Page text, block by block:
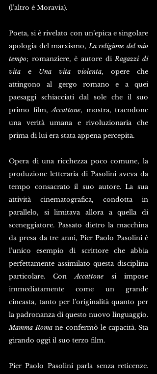
(l’altro è Moravia).
Poeta, si è rivelato con un’epica e singolare
apologia del marxismo, La religione del mio
tempo; romanziere, è autore di Ragazzi di
vita e Una vita violenta, opere che
attingono al gergo romano e a quei
paesaggi schiacciati dal sole che il suo
primo film, Accattone, mostra, traendone
una verità umana e rivoluzionaria che
prima di lui era stata appena percepita.
Opera di una ricchezza poco comune, la
produzione letteraria di Pasolini aveva da
tempo consacrato il suo autore. La sua
attività cinematografica, condotta in
parallelo, si limitava allora a quella di
sceneggiatore. Passato dietro la macchina
da presa da tre anni, Pier Paolo Pasolini è
l’unico esempio di scrittore che abbia
perfettamente assimilato questa disciplina
particolare. Con Accattone si impose
immediatamente come un grande
cineasta, tanto per l’originalità quanto per
Mamma Roma ne confermò le capacità. Sta
girando oggi il suo terzo film.
Pier Paolo Pasolini parla senza reticenze.